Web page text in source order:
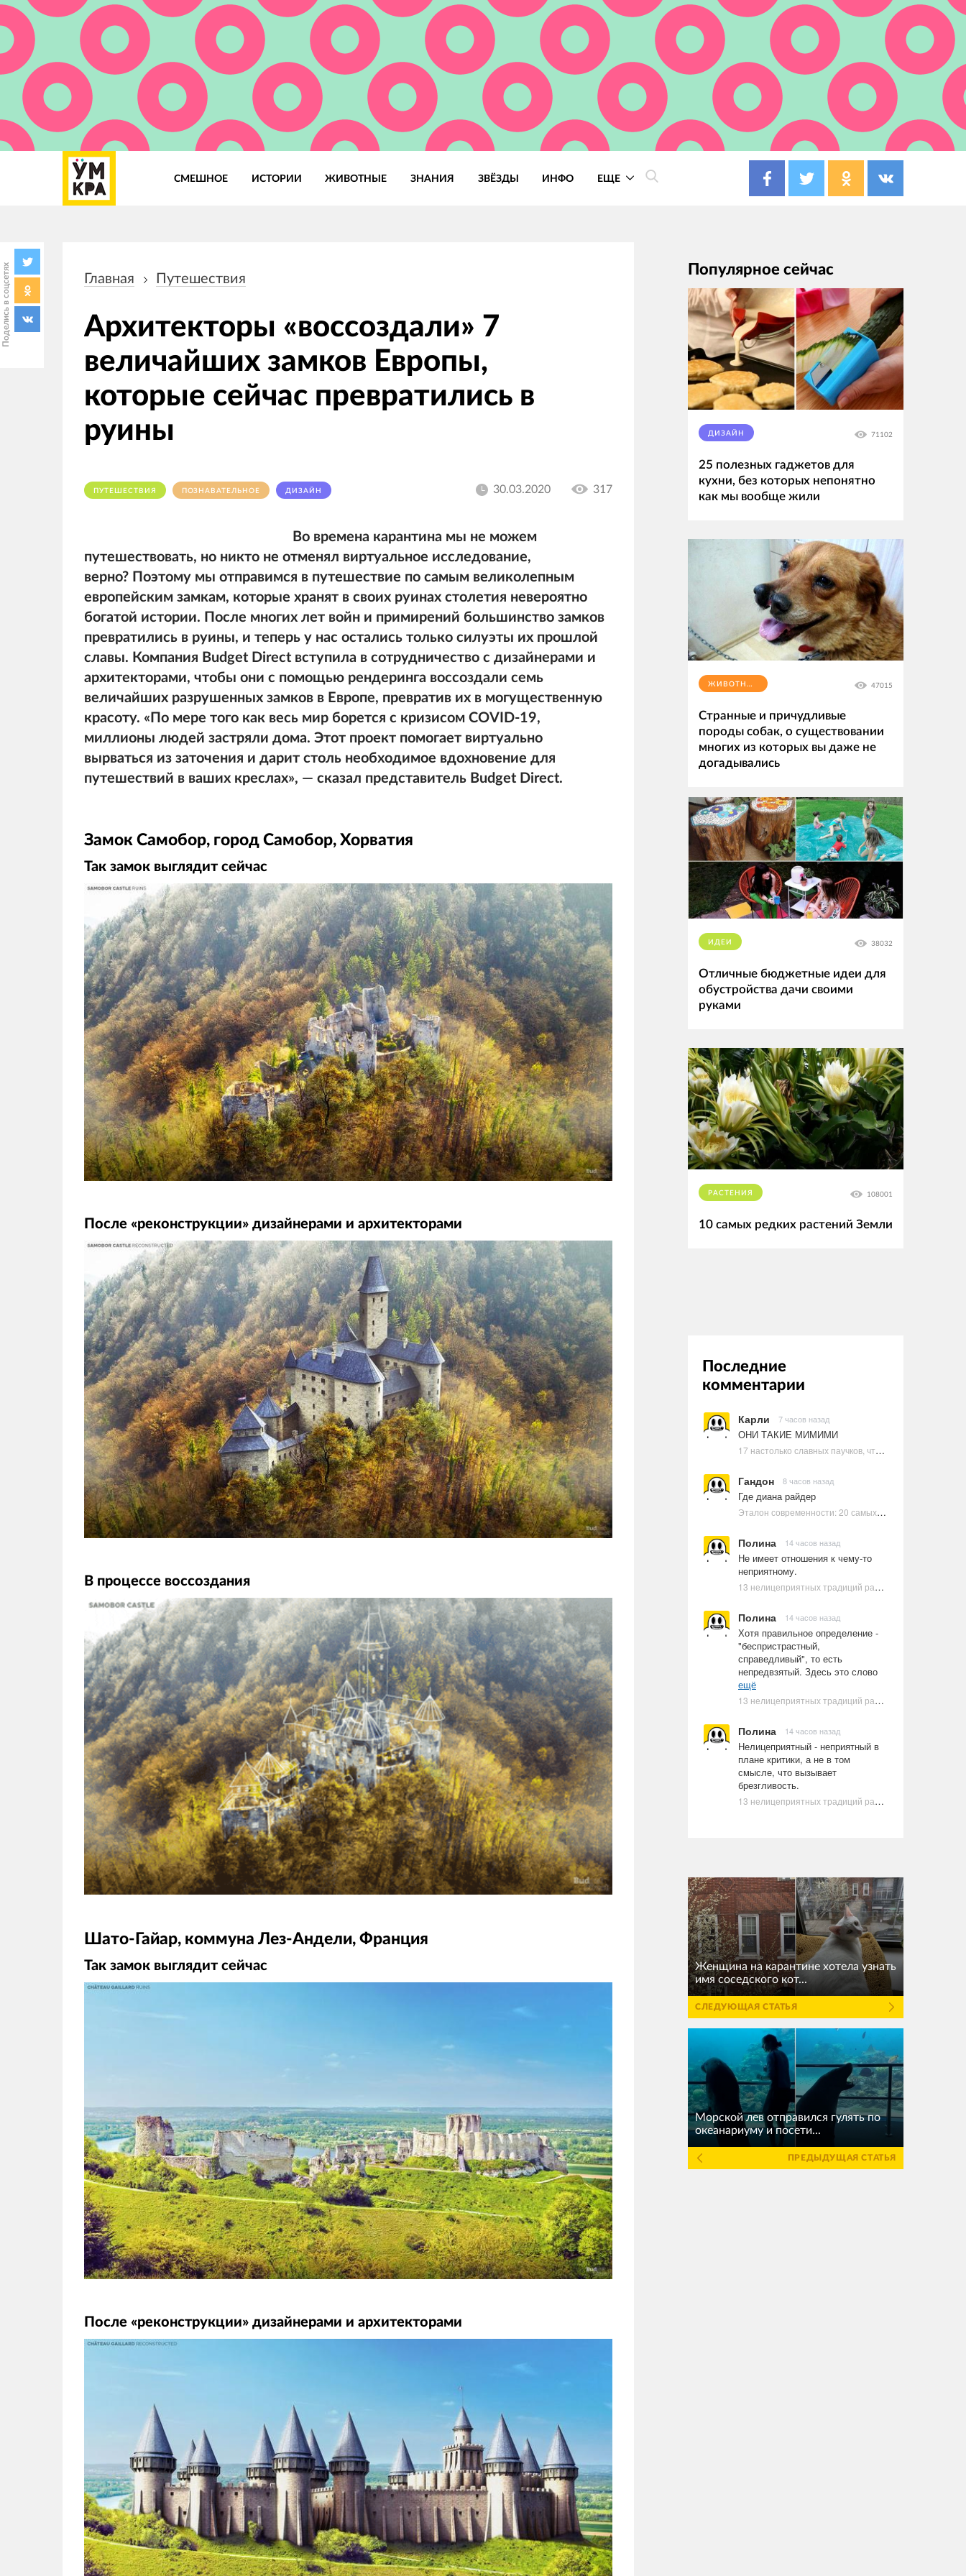
СМЕШНОЕ ИСТОРИИ ЖИВОТНЫЕ ЗНАНИЯ ЗВЁЗДЫ ИНФО ЕЩЕ
Поделись в соцсетях навигации
Главная Путешествия
Архитекторы «воссоздали» 7
величайших замков Европы,
которые сейчас превратились в
руины
ПУТЕШЕСТВИЯ ПОЗНАВАТЕЛЬНОЕ ДИЗАЙН 30.03.2020 317
Во времена карантина мы не можем
путешествовать, но никто не отменял виртуальное исследование,
верно? Поэтому мы отправимся в путешествие по самым великолепным
европейским замкам, которые хранят в своих руинах столетия невероятно
богатой истории. После многих лет войн и примирений большинство замков
превратились в руины, и теперь у нас остались только силуэты их прошлой
славы. Компания Budget Direct вступила в сотрудничество с дизайнерами и
архитекторами, чтобы они с помощью рендеринга воссоздали семь
величайших разрушенных замков в Европе, превратив их в могущественную
красоту. «По мере того как весь мир борется с кризисом COVID-19,
миллионы людей застряли дома. Этот проект помогает виртуально
вырваться из заточения и дарит столь необходимое вдохновение для
путешествий в ваших креслах», — сказал представитель Budget Direct.
Замок Самобор, город Самобор, Хорватия
Так замок выглядит сейчас
После «реконструкции» дизайнерами и архитекторами
В процессе воссоздания
Шато-Гайар, коммуна Лез-Андели, Франция
Так замок выглядит сейчас
После «реконструкции» дизайнерами и архитекторами
Популярное сейчас
ДИЗАЙН 71102
25 полезных гаджетов для
кухни, без которых непонятно
как мы вообще жили
ЖИВОТНЫЕ 47015
Странные и причудливые
породы собак, о существовании
многих из которых вы даже не
догадывались
ИДЕИ 38032
Отличные бюджетные идеи для
обустройства дачи своими
руками
РАСТЕНИЯ 108001
10 самых редких растений Земли
Последние
комментарии
Карли 7 часов назад
ОНИ ТАКИЕ МИМИМИ
17 настолько славных паучков, что даже у арахнофобов появится желание их погладить
Гандон 8 часов назад
Где диана райдер
Эталон современности: 20 самых красивых и привлекательных актрис Голливуда, по мнению Google | Ультрамарин
Полина 14 часов назад
Не имеет отношения к чему-то
неприятному.
13 нелицеприятных традиций разных стран, которые могут шокировать неподготовленного человека
Полина 14 часов назад
Хотя правильное определение -
"беспристрастный,
справедливый", то есть
непредвзятый. Здесь это слово
ещё
13 нелицеприятных традиций разных стран, которые могут шокировать неподготовленного человека
Полина 14 часов назад
Нелицеприятный - неприятный в
плане критики, а не в том
смысле, что вызывает
брезгливость.
13 нелицеприятных традиций разных стран, которые могут шокировать неподготовленного человека
Женщина на карантине хотела узнать
имя соседского кот...
СЛЕДУЮЩАЯ СТАТЬЯ
Морской лев отправился гулять по
океанариуму и посети...
ПРЕДЫДУЩАЯ СТАТЬЯ